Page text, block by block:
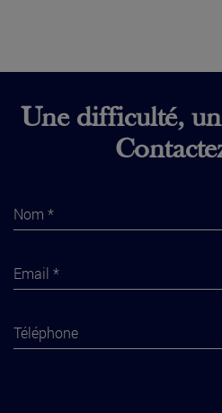
Une difficulté,